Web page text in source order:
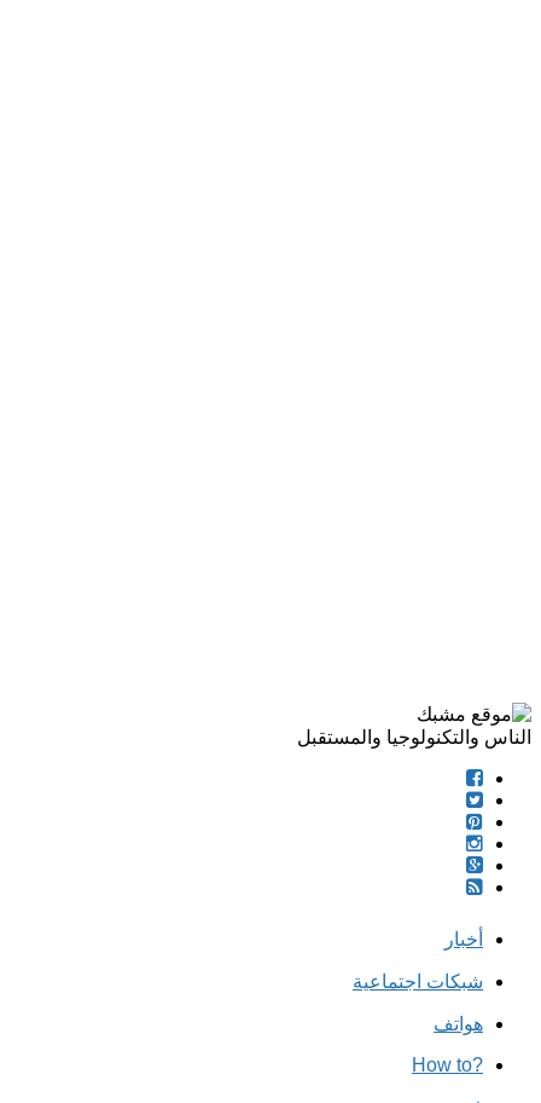
الناس والتكنولوجيا والمستقبل
أخبار
شبكات اجتماعية
هواتف
?How to